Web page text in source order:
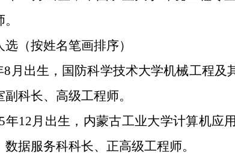
（按姓名笔画排序）
月出生，国防科学技术大学机械工程
科长、高级工程师。
年12月出生，内蒙古工业大学计算机应
据服务科科长、正高级工程师。